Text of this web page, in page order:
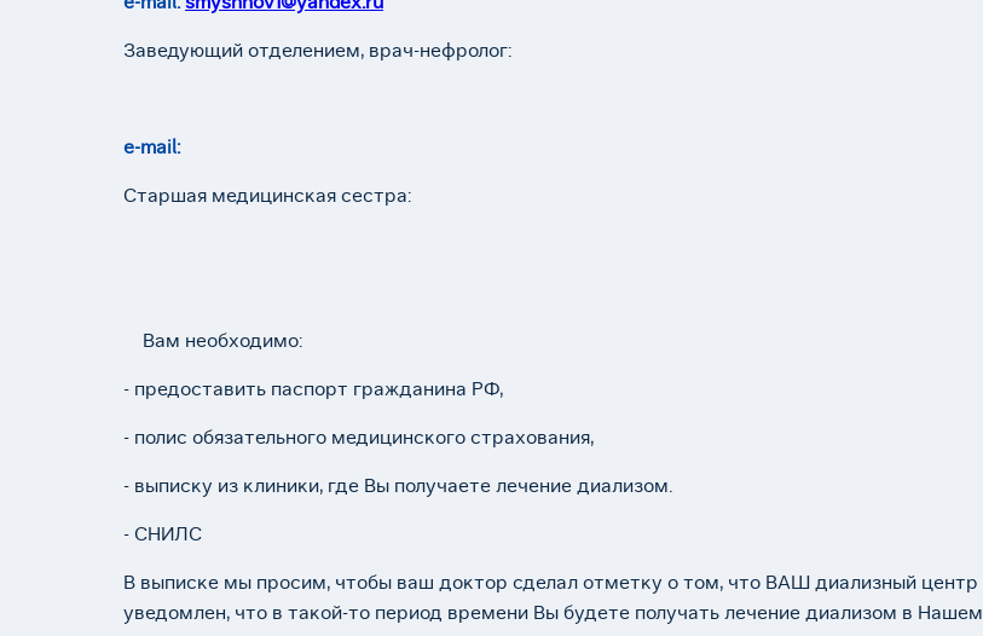
​Заведующий отделением, врач-нефролог:
е-mail:
Старшая медицинская сестра:
Вам необходимо:
- предоставить паспорт гражданина РФ,
- полис обязательного медицинского страхования,
- выписку из клиники, где Вы получаете лечение диализом.
- СНИЛС
В выписке мы просим, чтобы ваш доктор сделал отметку о том, что ВАШ диализный центр
уведомлен, что в такой-то период времени Вы будете получать лечение диализом в Нашем